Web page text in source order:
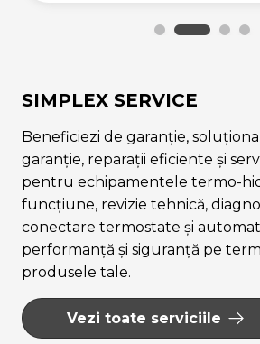
SIMPLEX SERVICE
Beneficiezi de garanție,
garanție, reparații eficiente și
pentru echipamentele termo-
funcțiune, revizie tehnică,
conectare termostate și
performanță și siguranță pe
produsele tale.
Vezi toate serviciile